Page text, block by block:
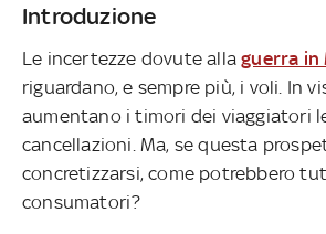
Introduzione
Le incertezze dovute allaguerra in
riguardano, e sempre più, i voli. In
aumentano i timori dei viaggiatori
cancellazioni. Ma, se questa
concretizzarsi, come potrebbero
consumatori?